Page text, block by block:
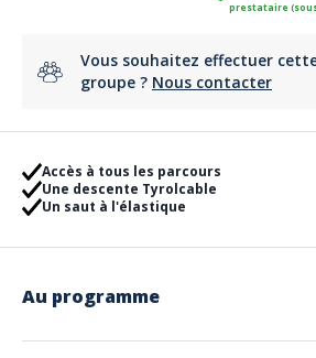
prestataire
Vous souhaitez effectuer
groupe ? Nous contacter
Accès à tous les parcours
Une descente Tyrolcable
Un saut à l'élastique
Au programme
encadrées par notre personnel qualifié.